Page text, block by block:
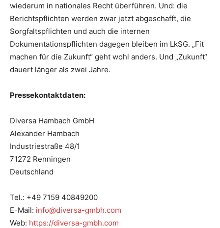
wiederum in nationales Recht überführen. Und: die
Berichtspflichten werden zwar jetzt abgeschafft, die
Sorgfaltspflichten und auch die internen
Dokumentationspflichten dagegen bleiben im LkSG. „Fit
machen für die Zukunft“ geht wohl anders. Und „Zukunft“
dauert länger als zwei Jahre.
Pressekontaktdaten:
Diversa Hambach GmbH
Alexander Hambach
Industriestraße 48/1
71272 Renningen
Deutschland
Tel.: +49 7159 40849200
E-Mail: info@diversa-gmbh.com
Web: https://diversa-gmbh.com